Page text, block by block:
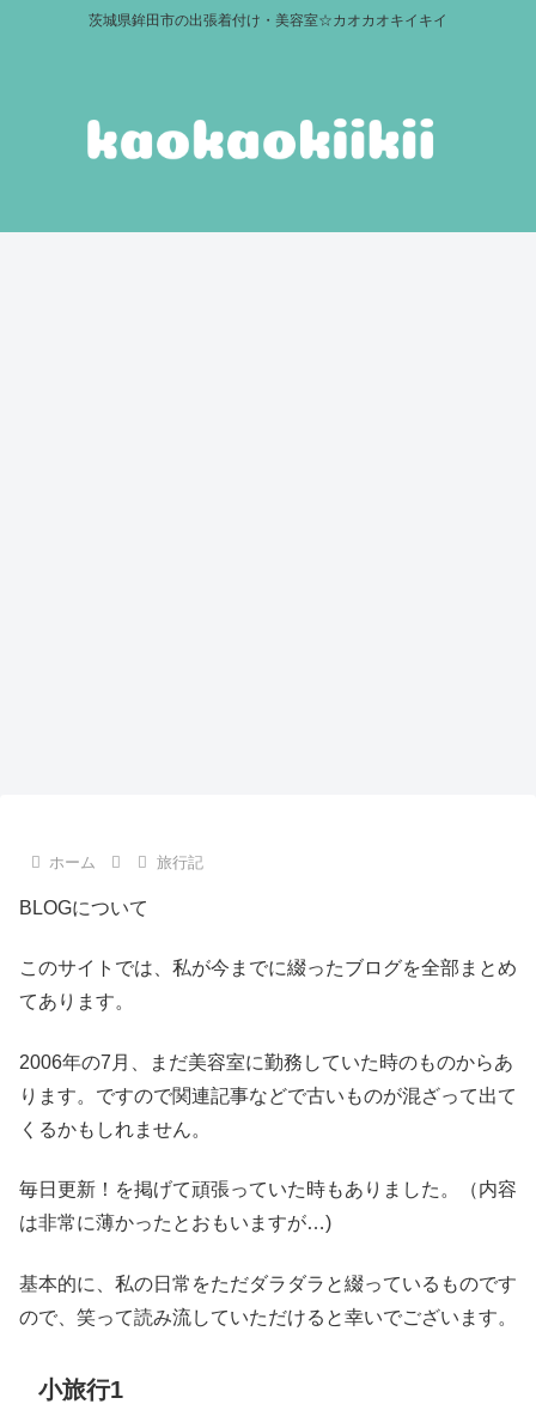
茨城県鉾田市の出張着付け・美容室☆カオカオキイキイ
ホーム 旅行記
BLOGについて
このサイトでは、私が今までに綴ったブログを全部まとめ
てあります。
2006年の7月、まだ美容室に勤務していた時のものからあ
ります。ですので関連記事などで古いものが混ざって出て
くるかもしれません。
毎日更新！を掲げて頑張っていた時もありました。（内容
は非常に薄かったとおもいますが…)
基本的に、私の日常をただダラダラと綴っているものです
ので、笑って読み流していただけると幸いでございます。
小旅行1